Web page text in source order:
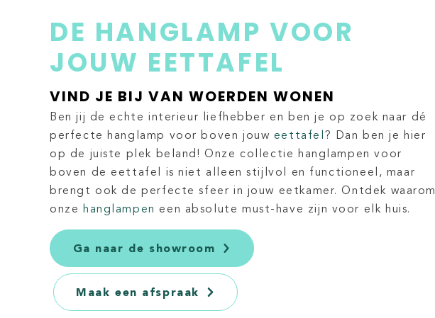
DE HANGLAMP VOOR
JOUW EETTAFEL
VIND JE BIJ VAN WOERDEN WONEN
Ben jij de echte interieur liefhebber en ben je op zoek naar dé
perfecte hanglamp voor boven jouw eettafel ? Dan ben je hier
op de juiste plek beland! Onze collectie hanglampen voor
boven de eettafel is niet alleen stijlvol en functioneel, maar
brengt ook de perfecte sfeer in jouw eetkamer. Ontdek waarom
onze
hanglampen een absolute must-have zijn voor elk huis.
Ga naar de showroom
Maak een afspraak